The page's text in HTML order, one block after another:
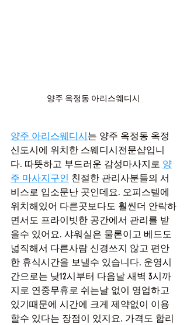
양주 옥정동 아리스웨디시
양주 아리스웨디시 는 양주 옥정동 옥정
신도시에 위치한 스웨디시전문샵입니
다. 따뜻하고 부드러운 감성마사지로 양
주 마사지구인 친절한 관리사분들의 서
비스로 입소문난 곳인데요. 오피스텔에
위치해있어 다른곳보다도 훨씬더 안락하
면서도 프라이빗한 공간에서 관리를 받
을수 있어요. 샤워실은 물론이고 베드도
넓직해서 다른사람 신경쓰지 않고 편안
한 휴식시간을 보낼수 있습니다. 운영시
간으로는 낮12시부터 다음날 새벽 3시까
지로 연중무휴로 쉬는날 없이 영업하고
있기때문에 시간에 크게 제약없이 이용
할수 있다는 장점이 있지요. 가격도 합리